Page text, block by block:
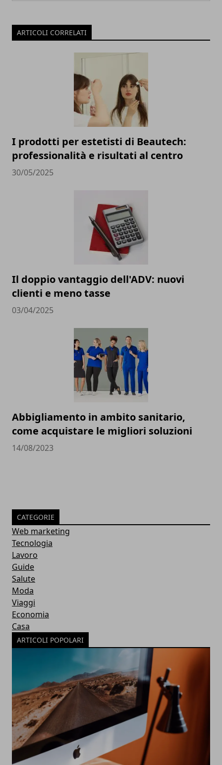
ARTICOLI CORRELATI
I prodotti per estetisti di Beautech:
professionalità e risultati al centro
30/05/2025
Il doppio vantaggio dell'ADV: nuovi
clienti e meno tasse
03/04/2025
Abbigliamento in ambito sanitario,
come acquistare le migliori soluzioni
14/08/2023
CATEGORIE
Web marketing
Tecnologia
Lavoro
Guide
Salute
Moda
Viaggi
Economia
Casa
ARTICOLI POPOLARI